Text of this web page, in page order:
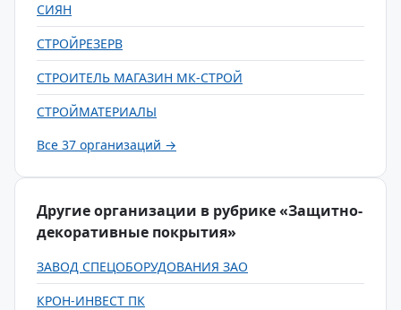
СИЯН
СТРОЙРЕЗЕРВ
СТРОИТЕЛЬ МАГАЗИН МК-СТРОЙ
СТРОЙМАТЕРИАЛЫ
Все 37 организаций →
Другие организации в рубрике «Защитно-
декоративные покрытия»
ЗАВОД СПЕЦОБОРУДОВАНИЯ ЗАО
КРОН-ИНВЕСТ ПК